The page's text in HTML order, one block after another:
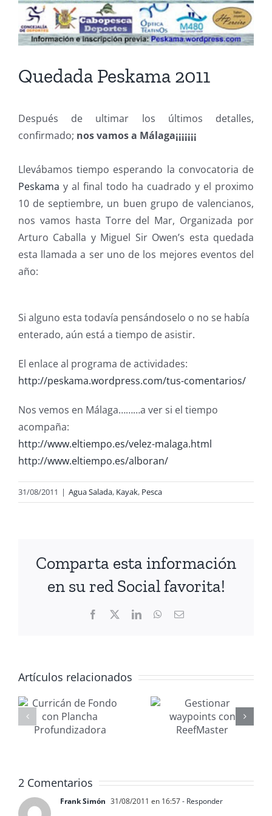
Quedada Peskama 2011
Después de ultimar los últimos detalles,
confirmado; nos vamos a Málaga¡¡¡¡¡¡¡
Llevábamos tiempo esperando la convocatoria de
Peskama y al final todo ha cuadrado y el proximo
10 de septiembre, un buen grupo de valencianos,
nos vamos hasta Torre del Mar, Organizada por
Arturo Caballa y Miguel Sir Owen’s esta quedada
esta llamada a ser uno de los mejores eventos del
año:
Si alguno esta todavía pensándoselo o no se había
enterado, aún está a tiempo de asistir.
El enlace al programa de actividades:
http://peskama.wordpress.com/tus-comentarios/
Nos vemos en Málaga………a ver si el tiempo
acompaña:
http://www.eltiempo.es/velez-malaga.html
http://www.eltiempo.es/alboran/
31/08/2011 | Agua Salada, Kayak, Pesca
Comparta esta información
en su red Social favorita!
Facebook LinkedInWhatsApp
Correo
Artículos relacionados
Gestionar
waypoints
nautico
2 Comentarios
Frank Simón 31/08/2011 en 16:57- Responder